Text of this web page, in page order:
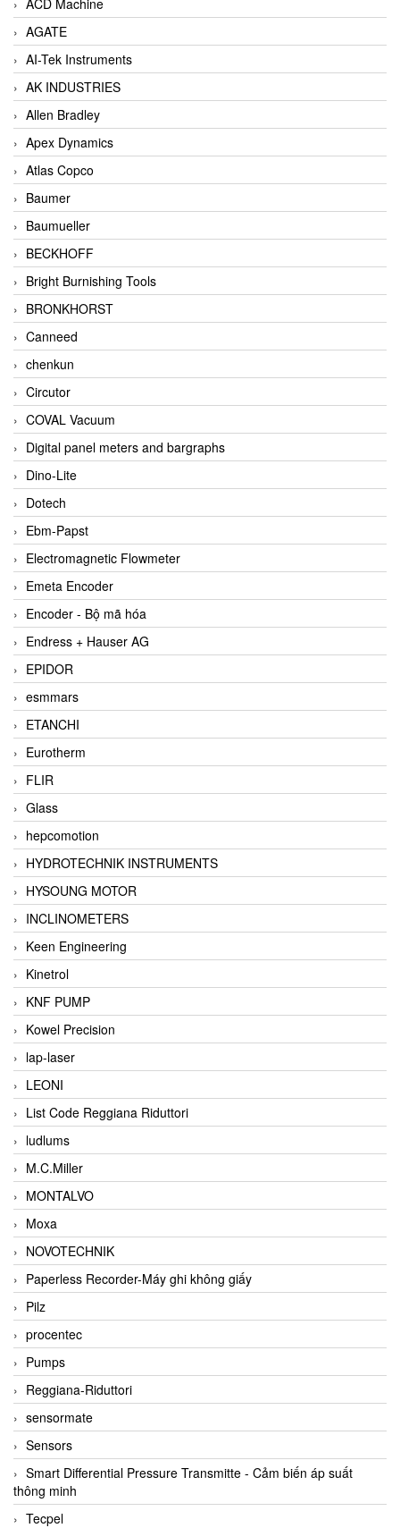
AGATE
AI-Tek Instruments
AK INDUSTRIES
Allen Bradley
Apex Dynamics
Atlas Copco
Baumer
Baumueller
BECKHOFF
Bright Burnishing Tools
BRONKHORST
Canneed
chenkun
Circutor
COVAL Vacuum
Digital panel meters and bargraphs
Dino-Lite
Dotech
Ebm-Papst
Electromagnetic Flowmeter
Emeta Encoder
Encoder - Bộ mã hóa
Endress + Hauser AG
EPIDOR
esmmars
ETANCHI
Eurotherm
FLIR
Glass
hepcomotion
HYDROTECHNIK INSTRUMENTS
HYSOUNG MOTOR
INCLINOMETERS
Keen Engineering
Kinetrol
KNF PUMP
Kowel Precision
lap-laser
LEONI
List Code Reggiana Riduttori
ludlums
M.C.Miller
MONTALVO
Moxa
NOVOTECHNIK
Paperless Recorder-Máy ghi không giấy
Pilz
procentec
Pumps
Reggiana-Riduttori
sensormate
Sensors
Smart Differential Pressure Transmitte - Cảm biến áp suất
thông minh
Tecpel